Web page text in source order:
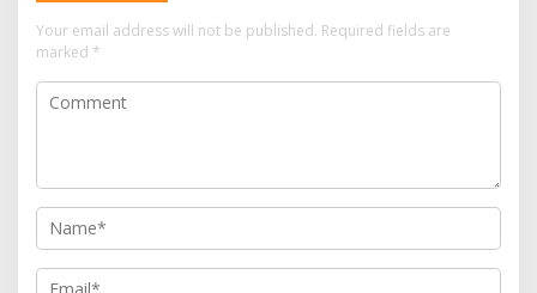
Your email address will not be published. Required fields are
marked *